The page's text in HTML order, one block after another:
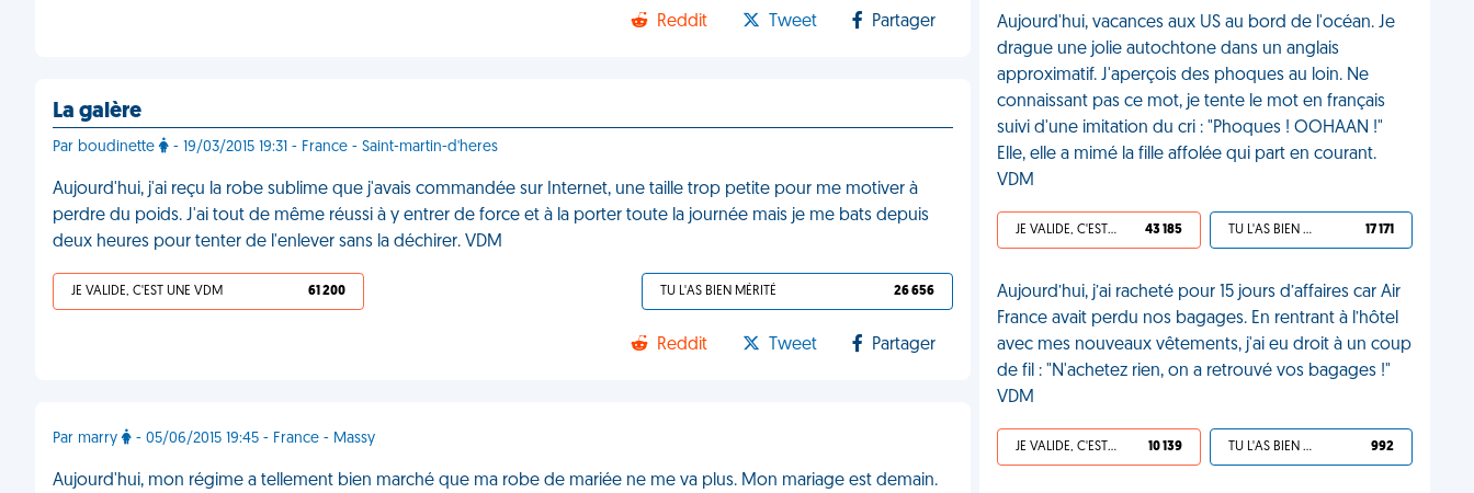
Reddit Tweet Partager
La galère
Par boudinette - 19/03/2015 19:31 - France - Saint-martin-d'heres
Aujourd'hui, j'ai reçu la robe sublime que j'avais commandée sur Internet, une taille trop petite pour me motiver à
perdre du poids. J'ai tout de même réussi à y entrer de force et à la porter toute la journée mais je me bats depuis
deux heures pour tenter de l'enlever sans la déchirer. VDM
JE VALIDE, C'EST UNE VDM 61 200 TU L'AS BIEN MÉRITÉ 26 656
Reddit Tweet Partager
Par marry - 05/06/2015 19:45 - France - Massy
Aujourd'hui, mon régime a tellement bien marché que ma robe de mariée ne me va plus. Mon mariage est demain.
Aujourd'hui, vacances aux US au bord de l'océan. Je
drague une jolie autochtone dans un anglais
approximatif. J'aperçois des phoques au loin. Ne
connaissant pas ce mot, je tente le mot en français
suivi d'une imitation du cri : "Phoques ! OOHAAN !"
Elle, elle a mimé la fille affolée qui part en courant.
VDM
JE VALIDE, C'EST UNE VDM 43 185 TU L'AS BIEN MÉRITÉ 17 171
Aujourd’hui, j’ai racheté pour 15 jours d’affaires car Air
France avait perdu nos bagages. En rentrant à l’hôtel
avec mes nouveaux vêtements, j'ai eu droit à un coup
de fil : "N'achetez rien, on a retrouvé vos bagages !"
VDM
JE VALIDE, C'EST UNE VDM 10 139 TU L'AS BIEN MÉRITÉ 992